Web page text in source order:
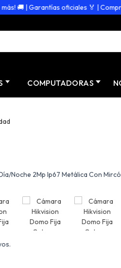
| Garantías oficiales 🏅 | Compra
COMPUTADORAS